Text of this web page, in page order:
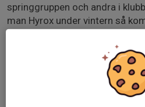
springgruppen och andra i
man Hyrox under vintern så
Träningen kommer hållas av
Hyrox i 3 år och deltagit i 9